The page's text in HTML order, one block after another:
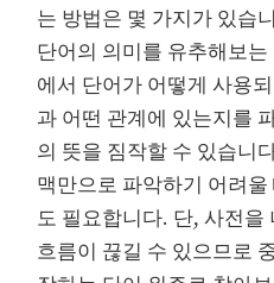
는 방법은 몇 가지가 있습
단어의 의미를 유추해보
에서 단어가 어떻게 사용
과 어떤 관계에 있는지를
의 뜻을 짐작할 수 있습니
맥만으로 파악하기 어려
도 필요합니다. 단, 사전을
흐름이 끊길 수 있으므로